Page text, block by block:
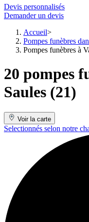
Devis personnalisés
Demander un devis
Accueil
Pompes funèbres
Pompes funèbres à
20 pompes
Saules (21)
Voir la carte
Selectionnés selon notre